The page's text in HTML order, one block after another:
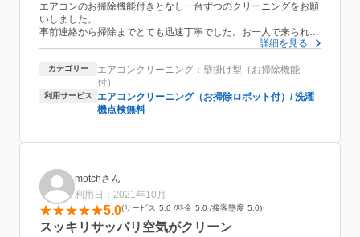
エアコンのお掃除機能付きとなし一台ずつのクリーニングをお願
いしました。
事前連絡から掃除までとても迅速丁寧でした。お一人で来られた
のですが時間は3時間ちょっとで予想よりもかなり早く終わりま
また、どの程度汚れていたかや手入れのコツなども教えていただ
き助かりました。これからは普段フィルター掃除はこまめにしな
きゃなと思いました。笑
いろいろなサイトや会社さんがあってどこにするか迷いました
詳細を見る
カテゴリー
エアコンクリーニング：壁掛け型（お掃除機能
付）
利用サービス
エアコンクリーニング（お掃除ロボット付）/ 洗濯
機点検無料
motchさん
利用日：2021年10月
5.0 サービス 5.0 料金 5.0 接客態度 5.0
スッキリサッパリ空気がクリーン